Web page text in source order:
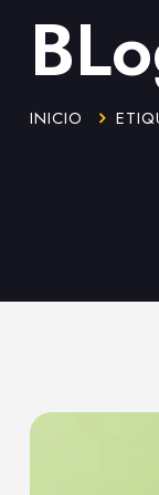
INICIO